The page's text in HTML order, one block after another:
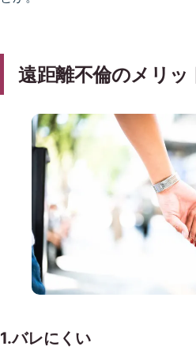
遠距離不倫のメリッ
1.バレにくい